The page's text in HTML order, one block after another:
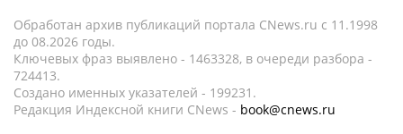
Обработан архив публикаций портала CNews.ru c 11.1998
до 08.2026 годы.
Ключевых фраз выявлено - 1463328, в очереди разбора -
724413.
Создано именных указателей - 199231.
Редакция Индексной книги CNews - book@cnews.ru